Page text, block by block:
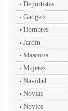
Deportistas
Gadgets
Hombres
Jardín
Mascotas
Mujeres
Navidad
Novias
Novios